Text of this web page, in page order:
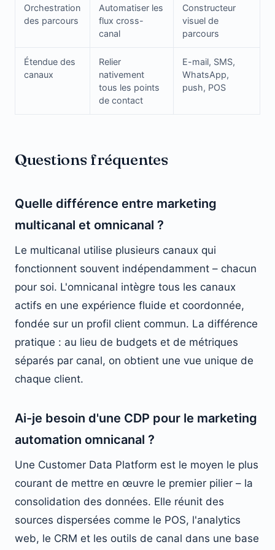
Orchestration
des parcours
Automatiser les
flux cross-
canal
Constructeur
visuel de
parcours
Étendue des
canaux
Relier
nativement
tous les points
de contact
E-mail, SMS,
WhatsApp,
push, POS
Questions fréquentes
Quelle différence entre marketing
multicanal et omnicanal ?
Le multicanal utilise plusieurs canaux qui
fonctionnent souvent indépendamment – chacun
pour soi. L'omnicanal intègre tous les canaux
actifs en une expérience fluide et coordonnée,
fondée sur un profil client commun. La différence
pratique : au lieu de budgets et de métriques
séparés par canal, on obtient une vue unique de
chaque client.
Ai-je besoin d'une CDP pour le marketing
automation omnicanal ?
Une Customer Data Platform est le moyen le plus
courant de mettre en œuvre le premier pilier – la
consolidation des données. Elle réunit des
sources dispersées comme le POS, l'analytics
web, le CRM et les outils de canal dans une base